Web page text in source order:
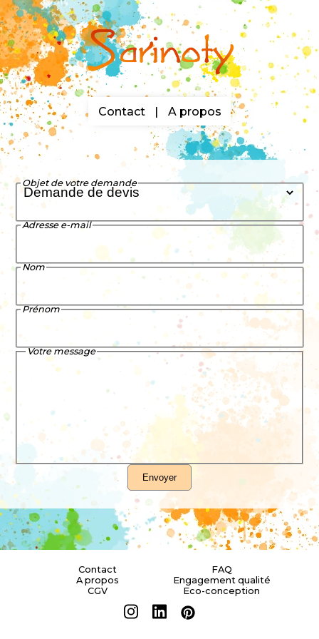
Contact | A propos
Objet de votre demande
Adresse e-mail
Nom
Prénom
Votre message
Contact
A propos
CGV
FAQ
Engagement qualité
Eco-conception